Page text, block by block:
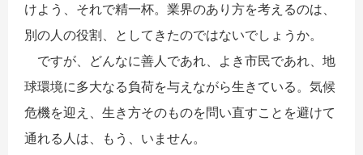
けよう、それで精一杯。業界のあり方を考えるのは、
別の人の役割、としてきたのではないでしょうか。
ですが、どんなに善人であれ、よき市民であれ、地
球環境に多大なる負荷を与えながら生きている。気候
危機を迎え、生き方そのものを問い直すことを避けて
通れる人は、もう、いません。